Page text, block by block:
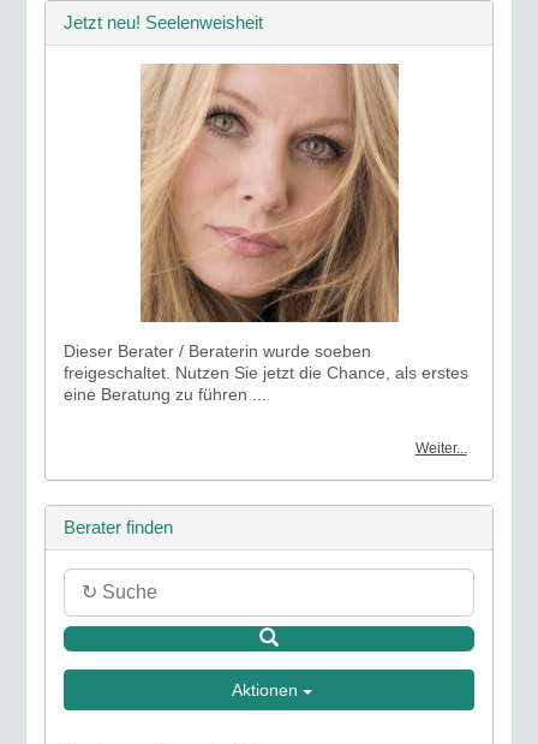
Jetzt neu! Seelenweisheit
Dieser Berater / Beraterin wurde soeben
freigeschaltet. Nutzen Sie jetzt die Chance, als erstes
eine Beratung zu führen ...
Weiter...
Berater finden
Aktionen